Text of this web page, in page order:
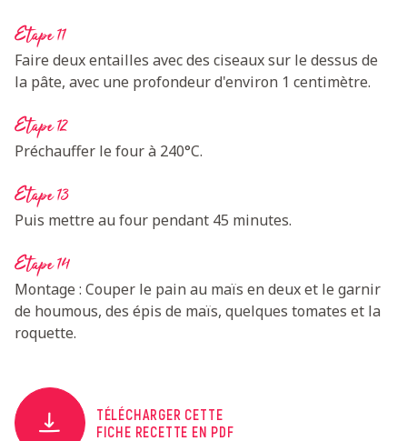
Etape 11
Faire deux entailles avec des ciseaux sur le dessus de
la pâte, avec une profondeur d'environ 1 centimètre.
Etape 12
Préchauffer le four à 240°C.
Etape 13
Puis mettre au four pendant 45 minutes.
Etape 14
Montage : Couper le pain au maïs en deux et le garnir
de houmous, des épis de maïs, quelques tomates et la
roquette.
TÉLÉCHARGER CETTE
FICHE RECETTE EN PDF